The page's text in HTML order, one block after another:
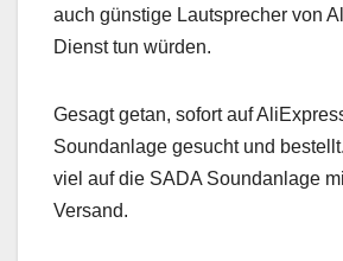
auch günstige Lautsprecher von
Dienst tun würden.
Gesagt getan, sofort auf
Soundanlage gesucht und
viel auf die SADA Soundanlage
Versand.